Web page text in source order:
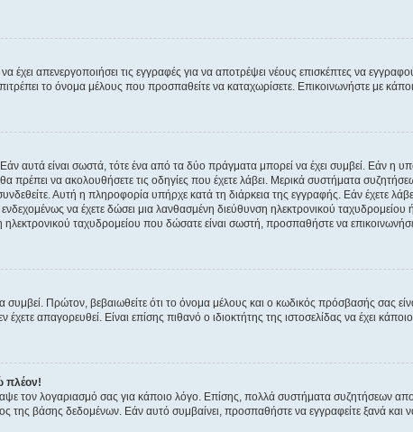
έχει απενεργοποιήσει τις εγγραφές για να αποτρέψει νέους επισκέπτες να
το όνομα μέλους που προσπαθείτε να καταχωρίσετε. Επικοινωνήστε με
αυτά είναι σωστά, τότε ένα από τα δύο πράγματα μπορεί να έχει συμβεί. Εάν η
πρέπει να ακολουθήσετε τις οδηγίες που έχετε λάβει. Μερικά συστήματα
Αυτή η πληροφορία υπήρχε κατά τη διάρκεια της εγγραφής. Εάν έχετε
να έχετε δώσει μια λανθασμένη διεύθυνση ηλεκτρονικού ταχυδρομείου
ταχυδρομείου που δώσατε είναι σωστή, προσπαθήστε να
Πρώτον, βεβαιωθείτε ότι το όνομα μέλους και ο κωδικός πρόσβασής σας
απαγορευθεί. Είναι επίσης πιθανό ο ιδιοκτήτης της ιστοσελίδας να έχει
πλέον!
τον λογαριασμό σας για κάποιο λόγο. Επίσης, πολλά συστήματα συζητήσεων
της βάσης δεδομένων. Εάν αυτό συμβαίνει, προσπαθήστε να εγγραφείτε ξανά και να